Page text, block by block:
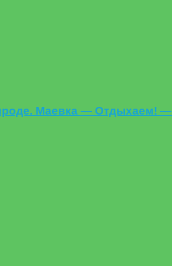
Маевка — Отдыхаем! —